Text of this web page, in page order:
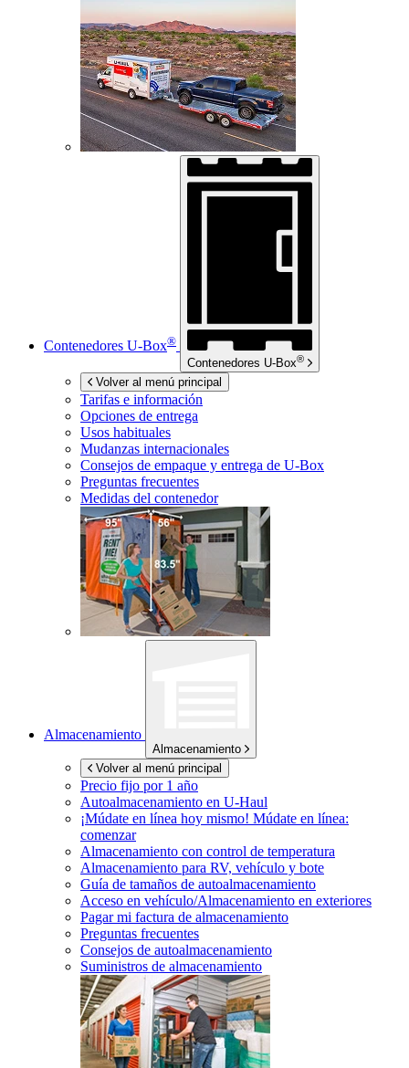
Contenedores U-Box®
Contenedores U-Box®
Volver al menú principal
Tarifas e información
Opciones de entrega
Usos habituales
Mudanzas internacionales
Consejos de empaque y entrega de U-Box
Preguntas frecuentes
Medidas del contenedor
Almacenamiento
Almacenamiento
Volver al menú principal
Precio fijo por 1 año
Autoalmacenamiento en U-Haul
¡Múdate en línea hoy mismo! Múdate en línea:
comenzar
Almacenamiento con control de temperatura
Almacenamiento para RV, vehículo y bote
Guía de tamaños de autoalmacenamiento
Acceso en vehículo/Almacenamiento en exteriores
Pagar mi factura de almacenamiento
Preguntas frecuentes
Consejos de autoalmacenamiento
Suministros de almacenamiento